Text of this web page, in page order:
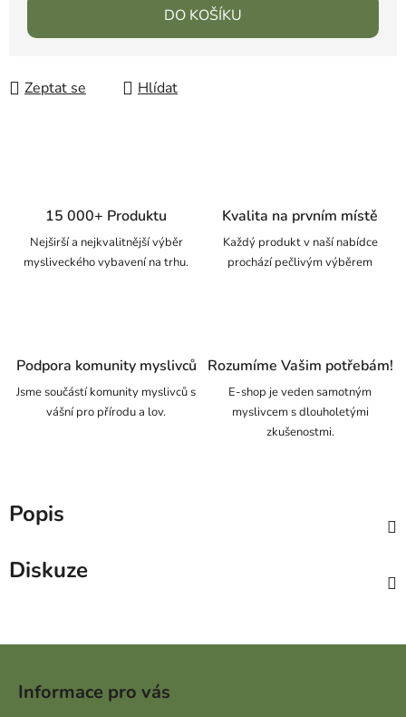
DO KOŠÍKU
Zeptat se Hlídat
15 000+ Produktu
Nejširší a nejkvalitnější výběr
mysliveckého vybavení na trhu.
Kvalita na prvním místě
Každý produkt v naší nabídce
prochází pečlivým výběrem
Podpora komunity myslivců
Jsme součástí komunity myslivců s
vášní pro přírodu a lov.
Rozumíme Vašim potřebám!
E-shop je veden samotným
myslivcem s dlouholetými
zkušenostmi.
Popis
Diskuze
Informace pro vás